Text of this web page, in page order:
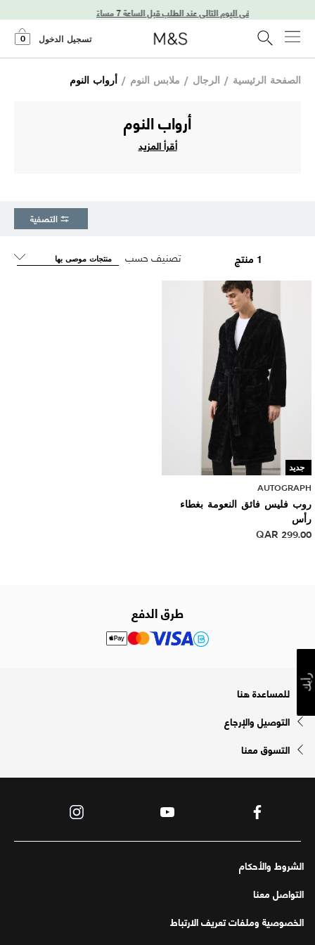
توصيل في اليوم التالي عند الطلب قبل الساعة 7 مساءً
تسجيل الدخول 0
الصفحة الرئيسية / الرجال / ملابس النوم / أرواب النوم
أرواب النوم
أقرأ المزيد
التصفية
1 منتج تصنيف حسب
جديد
AUTOGRAPH
روب فليس فائق النعومة بغطاء
رأس
QAR 299.00
طرق الدفع
للمساعدة هنا
التوصيل والإرجاع
التسوق معنا
الشروط والأحكام
التواصل معنا
الخصوصية وملفات تعريف الارتباط
رأيك